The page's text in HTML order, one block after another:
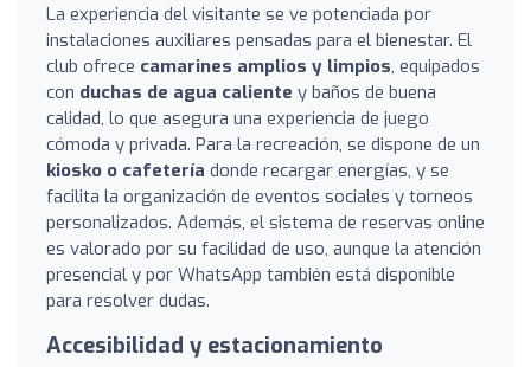
La experiencia del visitante se ve potenciada por
instalaciones auxiliares pensadas para el bienestar. El
club ofrece camarines amplios y limpios, equipados
con duchas de agua caliente y baños de buena
calidad, lo que asegura una experiencia de juego
cómoda y privada. Para la recreación, se dispone de un
kiosko o cafetería donde recargar energías, y se
facilita la organización de eventos sociales y torneos
personalizados. Además, el sistema de reservas online
es valorado por su facilidad de uso, aunque la atención
presencial y por WhatsApp también está disponible
para resolver dudas.
Accesibilidad y estacionamiento